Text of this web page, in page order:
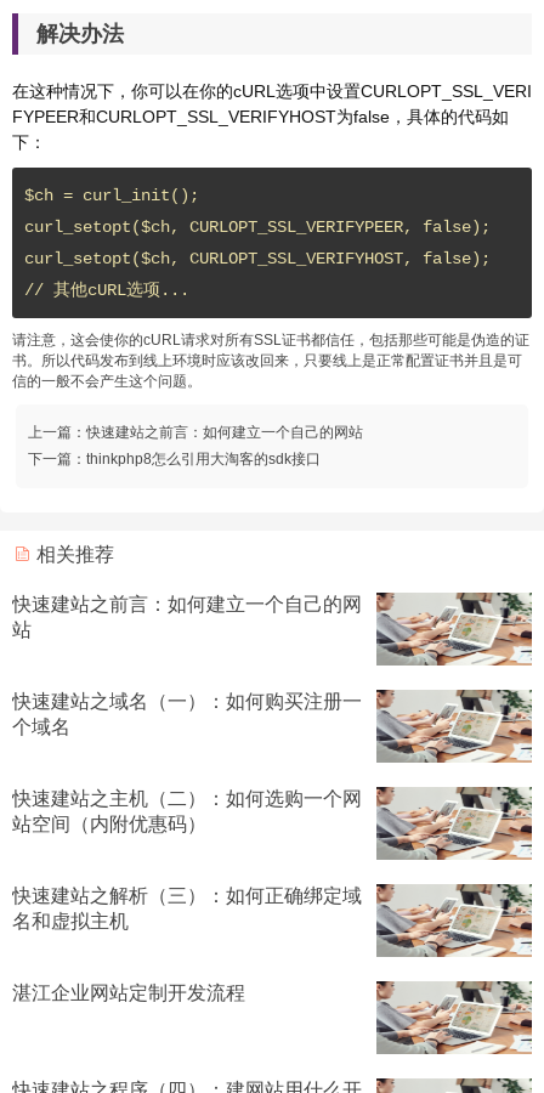
解决办法
在这种情况下，你可以在你的cURL选项中设置CURLOPT_SSL_VERI
FYPEER和CURLOPT_SSL_VERIFYHOST为false，具体的代码如
下：
$ch = curl_init();
curl_setopt($ch, CURLOPT_SSL_VERIFYPEER, false);
curl_setopt($ch, CURLOPT_SSL_VERIFYHOST, false);
// 其他cURL选项...
请注意，这会使你的cURL请求对所有SSL证书都信任，包括那些可能是伪造的证
书。所以代码发布到线上环境时应该改回来，只要线上是正常配置证书并且是可
信的一般不会产生这个问题。
上一篇：快速建站之前言：如何建立一个自己的网站
下一篇： thinkphp8怎么引用大淘客的sdk接口
相关推荐
快速建站之前言：如何建立一个自己的网
站
快速建站之域名（一）：如何购买注册一
个域名
快速建站之主机（二）：如何选购一个网
站空间（内附优惠码）
快速建站之解析（三）：如何正确绑定域
名和虚拟主机
湛江企业网站定制开发流程